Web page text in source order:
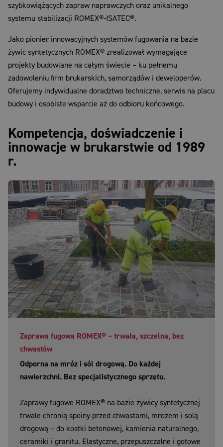
szybkowiążących zapraw naprawczych oraz unikalnego
systemu stabilizacji ROMEX®-ISATEC®.
Jako pionier innowacyjnych systemów fugowania na bazie
żywic syntetycznych ROMEX® zrealizował wymagające
projekty budowlane na całym świecie – ku pełnemu
zadowoleniu firm brukarskich, samorządów i deweloperów.
Oferujemy indywidualne doradztwo techniczne, serwis na placu
budowy i osobiste wsparcie aż do odbioru końcowego.
Kompetencja, doświadczenie i
innowacje w brukarstwie od 1989
r.
Zaprawa fugowa ROMEX® – trwała, szczelna, bez
chwastów
Odporna na mróz i sól drogową. Do każdej
nawierzchni. Bez specjalistycznego sprzętu.
Zaprawy fugowe ROMEX® na bazie żywicy syntetycznej
trwale chronią spoiny przed chwastami, mrozem i solą
drogową – do kostki betonowej, kamienia naturalnego,
ceramiki i granitu. Elastyczne, przepuszczalne i gotowe